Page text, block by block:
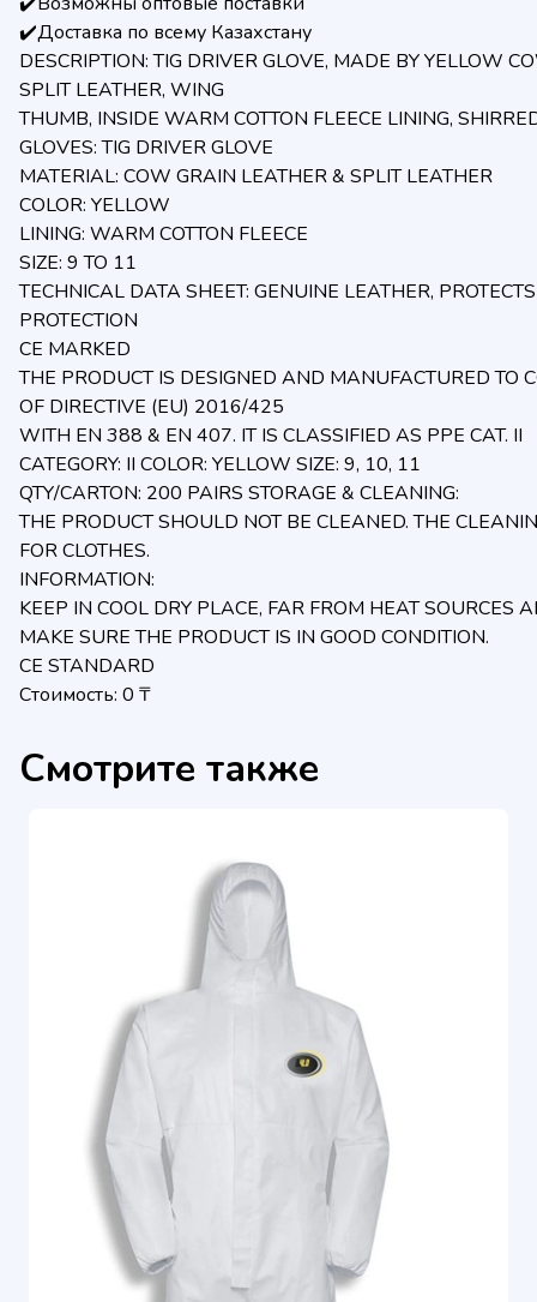
✔️Доставка по всему Казахстану
DESCRIPTION: TIG DRIVER GLOVE, MADE BY YELLOW
SPLIT LEATHER, WING
THUMB, INSIDE WARM COTTON FLEECE LINING,
GLOVES: TIG DRIVER GLOVE
MATERIAL: COW GRAIN LEATHER & SPLIT LEATHER
COLOR: YELLOW
LINING: WARM COTTON FLEECE
SIZE: 9 TO 11
TECHNICAL DATA SHEET: GENUINE LEATHER,
PROTECTION
CE MARKED
THE PRODUCT IS DESIGNED AND MANUFACTURED TO
OF DIRECTIVE (EU) 2016/425
WITH EN 388 & EN 407. IT IS CLASSIFIED AS PPE CAT. II
CATEGORY: II COLOR: YELLOW SIZE: 9, 10, 11
QTY/CARTON: 200 PAIRS STORAGE & CLEANING:
THE PRODUCT SHOULD NOT BE CLEANED. THE
FOR CLOTHES.
INFORMATION:
KEEP IN COOL DRY PLACE, FAR FROM HEAT SOURCES
MAKE SURE THE PRODUCT IS IN GOOD CONDITION.
CE STANDARD
Стоимость: 0 ₸
Смотрите также